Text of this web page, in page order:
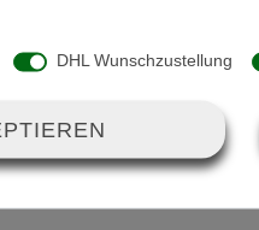
DHL Wunschzustellung